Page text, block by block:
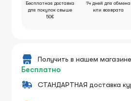
Бесплатная доставка
для покупок свыше
50€
14 дней для обмена
или возврата
Получить в нашем
Бесплатно
СТАНДАРТНАЯ доставка